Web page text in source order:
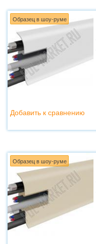
Образец в шоу-руме
Добавить к сравнению
Образец в шоу-руме